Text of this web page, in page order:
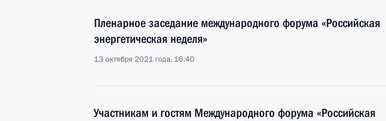
Пленарное заседание международного форума «Российская
энергетическая неделя»
13 октября 2021 года, 16:40
Участникам и гостям Международного форума «Российская